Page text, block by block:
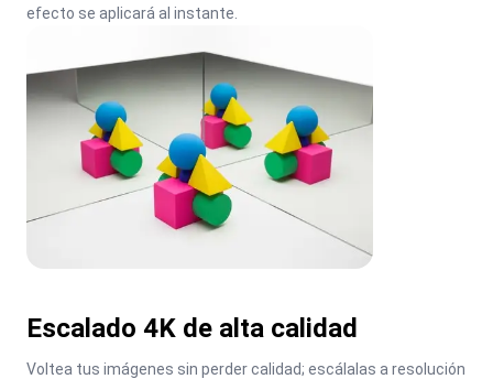
efecto se aplicará al instante.
Escalado 4K de alta calidad
Voltea tus imágenes sin perder calidad; escálalas a resolución